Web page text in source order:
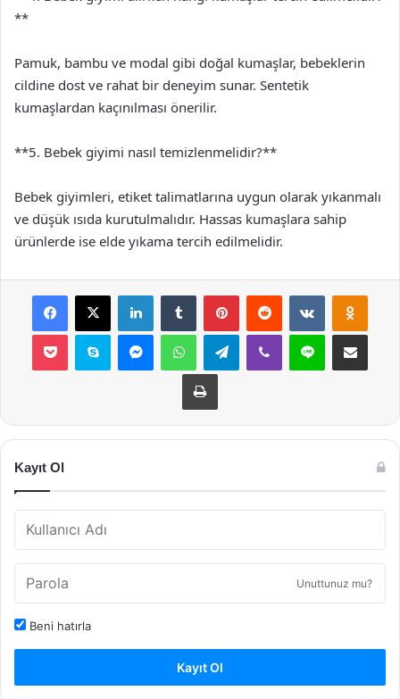
**
Pamuk, bambu ve modal gibi doğal kumaşlar, bebeklerin
cildine dost ve rahat bir deneyim sunar. Sentetik
kumaşlardan kaçınılması önerilir.
**5. Bebek giyimi nasıl temizlenmelidir?**
Bebek giyimleri, etiket talimatlarına uygun olarak yıkanmalı
ve düşük ısıda kurutulmalıdır. Hassas kumaşlara sahip
ürünlerde ise elde yıkama tercih edilmelidir.
Facebook
X LinkedInTumblr PinterestReddit VKontakte
Pocket Skype MessengerWhatsAppTelegramViber Line E-Posta ile
Yazdır
Kayıt Ol
Unuttunuz mu?
Beni hatırla
Kayıt Ol